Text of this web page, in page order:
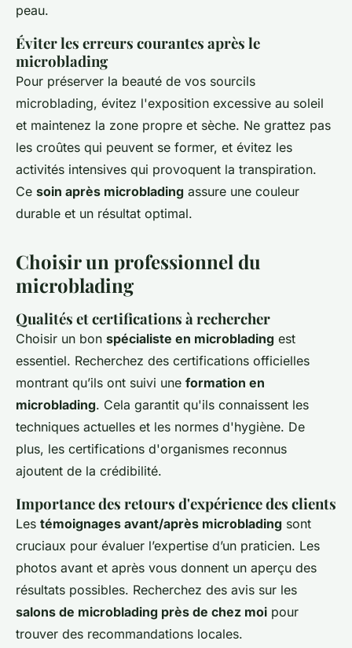
peau.
Éviter les erreurs courantes après le
microblading
Pour préserver la beauté de vos sourcils
microblading, évitez l'exposition excessive au soleil
et maintenez la zone propre et sèche. Ne grattez pas
les croûtes qui peuvent se former, et évitez les
activités intensives qui provoquent la transpiration.
Ce soin après microblading assure une couleur
durable et un résultat optimal.
Choisir un professionnel du
microblading
Qualités et certifications à rechercher
Choisir un bon spécialiste en microblading est
essentiel. Recherchez des certifications officielles
montrant qu’ils ont suivi une formation en
microblading. Cela garantit qu'ils connaissent les
techniques actuelles et les normes d'hygiène. De
plus, les certifications d'organismes reconnus
ajoutent de la crédibilité.
Importance des retours d'expérience des clients
Les témoignages avant/après microblading sont
cruciaux pour évaluer l’expertise d’un praticien. Les
photos avant et après vous donnent un aperçu des
résultats possibles. Recherchez des avis sur les
salons de microblading près de chez moi pour
trouver des recommandations locales.